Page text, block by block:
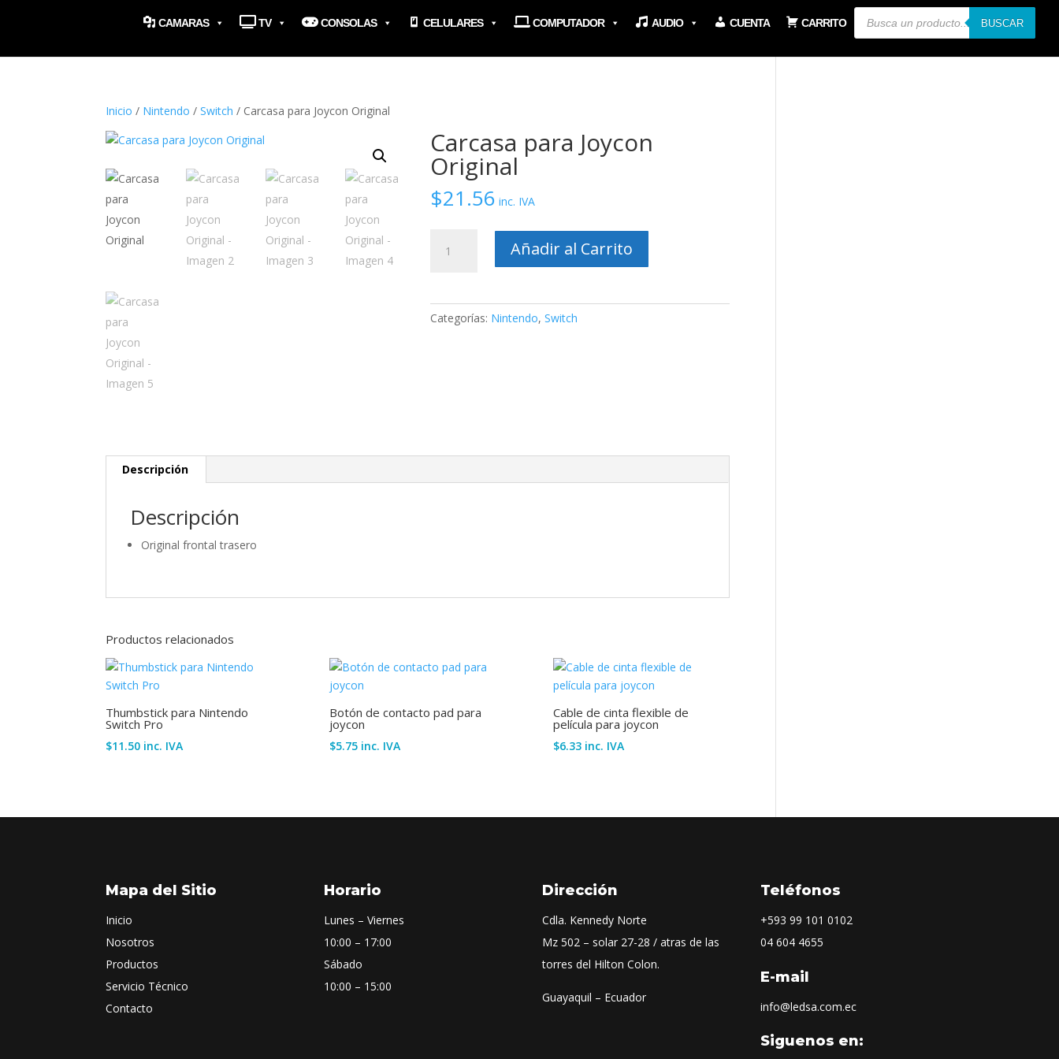
CAMARAS TV CONSOLAS CELULARES COMPUTADOR AUDIO CUENTA CARRITO
Búsqueda
BUSCAR
Inicio / Nintendo /Switch / Carcasa para Joycon Original
Carcasa para Joycon
Original
$21.56 inc. IVA
para
cantidad
Añadir al Carrito
Categorías: Nintendo,Switch
Descripción
Descripción
Original frontal trasero
Productos relacionados
Thumbstick para Nintendo
Switch Pro
$11.50 inc. IVA
Botón de contacto pad para
joycon
$5.75 inc. IVA
Cable de cinta flexible de
película para joycon
$6.33 inc. IVA
Mapa del Sitio
Inicio
Nosotros
Productos
Servicio Técnico
Contacto
Horario
Lunes – Viernes
10:00 – 17:00
Sábado
10:00 – 15:00
Dirección
Cdla. Kennedy Norte
Mz 502 – solar 27-28 / atras de las
torres del Hilton Colon.
Guayaquil – Ecuador
Teléfonos
+593 99 101 0102
04 604 4655
E-mail
info@ledsa.com.ec
Siguenos en: